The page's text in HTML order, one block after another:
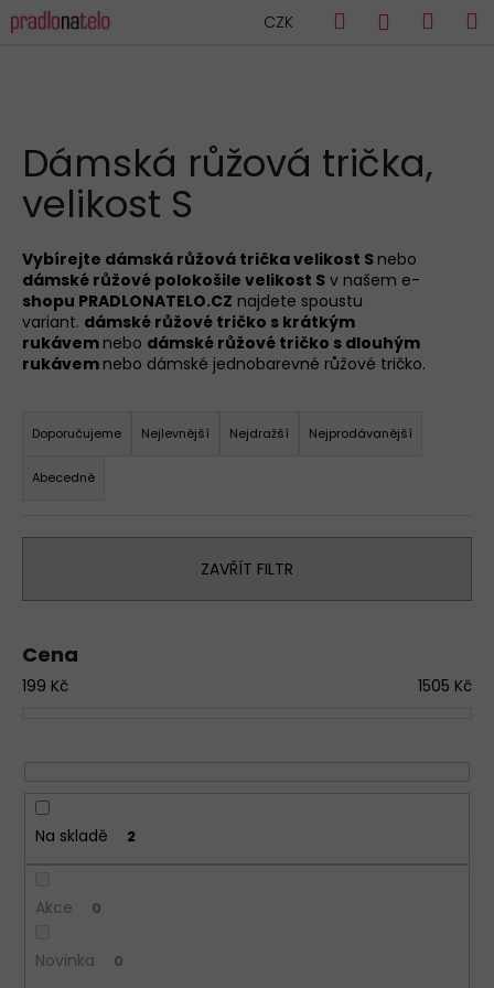
na
CZK Hledat
Dámská růžová trička,
velikost S
Vybírejte dámská růžová trička velikost S nebo
dámské růžové polokošile velikost S v našem e-
shopu PRADLONATELO.CZ najdete spoustu
variant. dámské růžové tričko s krátkým
rukávem nebo dámské růžové tričko s dlouhým
rukávem nebo dámské jednobarevné růžové tričko.
a
r
d
u
Doporučujeme Nejlevnější Nejdražší Nejprodávanější
Abecedně
ZAVŘÍT FILTR
Cena
199 Kč 1505 Kč
Na skladě 2
Akce 0
Novinka 0
K
o
o
p
o
ř
e
b
u
j
e
n
j
t
D
u